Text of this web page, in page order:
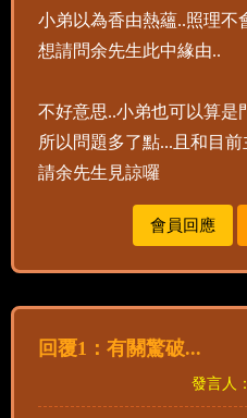
小弟以為香由熱蘊..照理不
想請問余先生此中緣由..
不好意思..小弟也可以算是
所以問題多了點...且和目
請余先生見諒囉
會員回應
回覆1：有關驚破...
發言人